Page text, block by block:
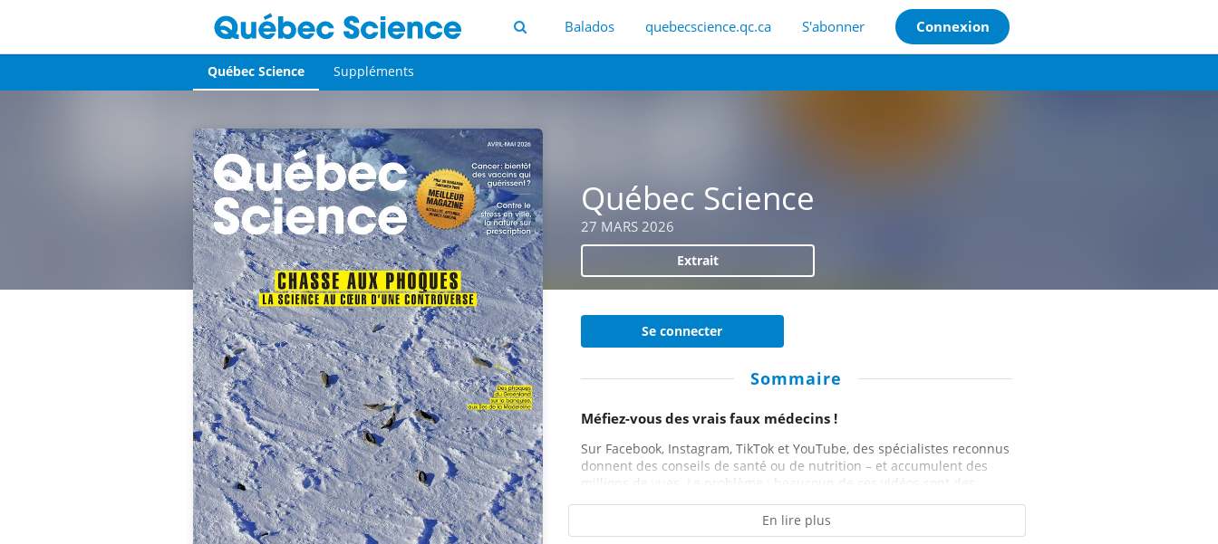
Balados quebecscience.qc.ca S'abonner Connexion
Québec Science Suppléments
Québec Science
27 MARS 2026
Extrait
Se connecter
Sommaire
Méfiez-vous des vrais faux médecins !
Sur Facebook, Instagram, TikTok et YouTube, des spécialistes reconnus
donnent des conseils de santé ou de nutrition – et accumulent des
millions de vues. Le problème : beaucoup de ces vidéos sont des...
En lire plus